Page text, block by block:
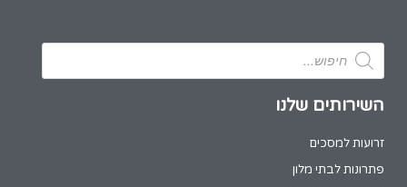
השירותים שלנו
זרועות למסכים
פתרונות לבתי מלון